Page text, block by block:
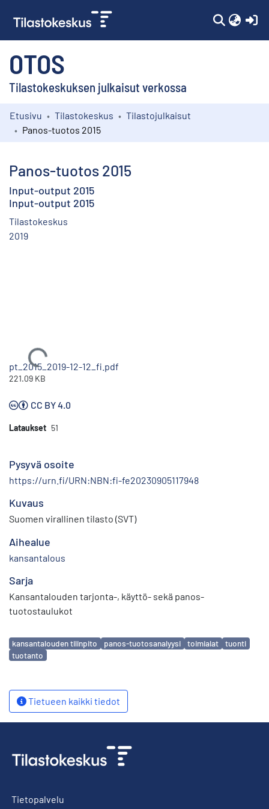
OTOS
Tilastokeskuksen julkaisut verkossa
Kokoelmat
Etusivu Tilastokeskus
Tilastojulkaisut
Panos-tuotos 2015
Panos-tuotos 2015
Input-output 2015
Input-output 2015
Tilastokeskus
2019
Ladataan...
pt_2015_2019-12-12_fi.pdf
221.09 KB
CC BY 4.0
Lataukset 51
Pysyvä osoite
https://urn.fi/URN:NBN:fi-fe20230905117948
Kuvaus
Suomen virallinen tilasto (SVT)
Aihealue
kansantalous
Sarja
Kansantalouden tarjonta-, käyttö- sekä panos-
tuotostaulukot
Avainsanat
kansantalouden tilinpito panos-tuotosanalyysi toimialat
tuonti
tuotanto
Tietueen kaikki tiedot
Tietopalvelu